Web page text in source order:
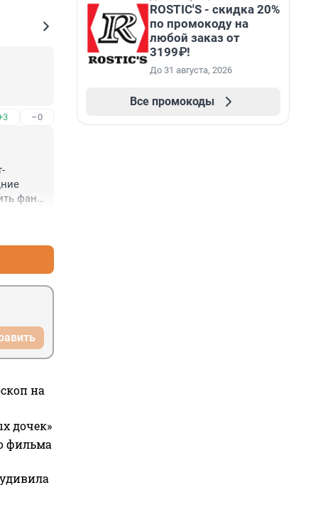
–0
фан
на
дочек»
фильма
ROSTIC'S - скидка 20%
по промокоду на
любой заказ от
3199₽!
До 31 августа, 2026
Все промокоды